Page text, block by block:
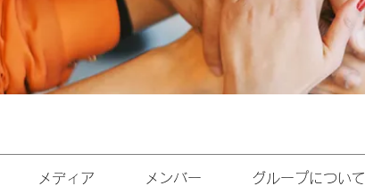
メディア メンバー グループについて